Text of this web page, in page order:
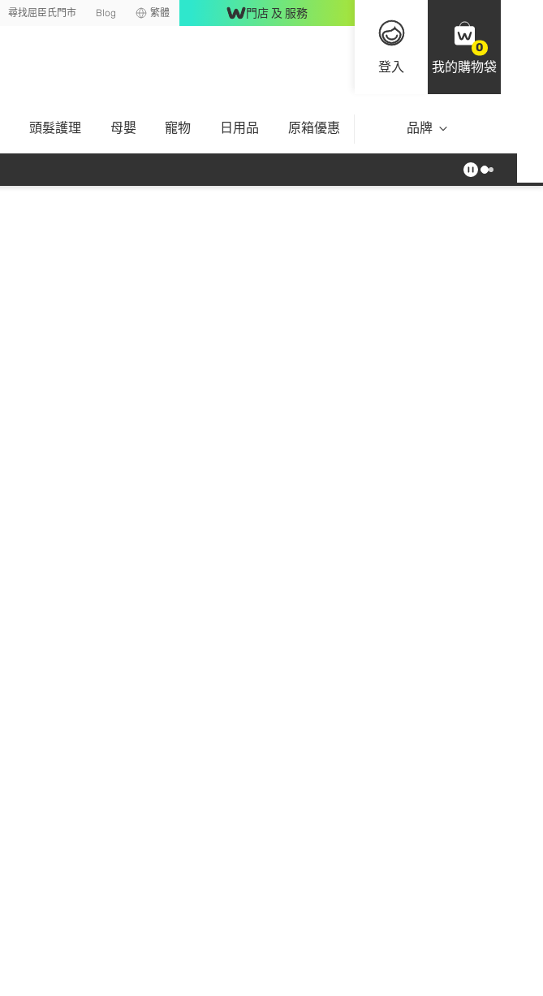
尋找屈臣氏門市 Blog 繁體 門店 及 服務
登入
0
我的購物袋
頭髮護理 母嬰 寵物 日用品 原箱優惠 品牌